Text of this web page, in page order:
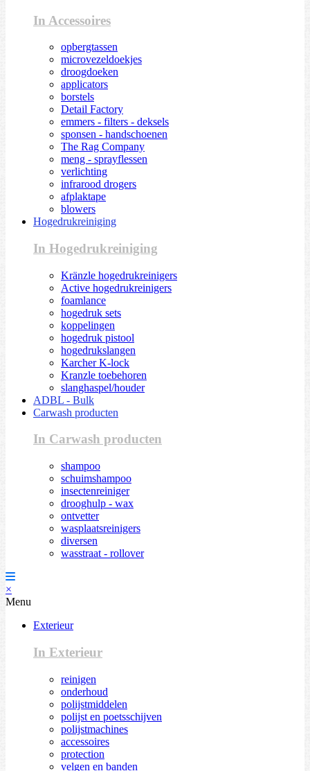
In Accessoires
opbergtassen
microvezeldoekjes
droogdoeken
applicators
borstels
Detail Factory
emmers - filters - deksels
sponsen - handschoenen
The Rag Company
meng - sprayflessen
verlichting
infrarood drogers
afplaktape
blowers
Hogedrukreiniging
In Hogedrukreiniging
Kränzle hogedrukreinigers
Active hogedrukreinigers
foamlance
hogedruk sets
koppelingen
hogedruk pistool
hogedrukslangen
Karcher K-lock
Kranzle toebehoren
slanghaspel/houder
ADBL - Bulk
Carwash producten
In Carwash producten
shampoo
schuimshampoo
insectenreiniger
drooghulp - wax
ontvetter
wasplaatsreinigers
diversen
wasstraat - rollover
×
Menu
Exterieur
In Exterieur
reinigen
onderhoud
polijstmiddelen
polijst en poetsschijven
polijstmachines
accessoires
protection
velgen en banden